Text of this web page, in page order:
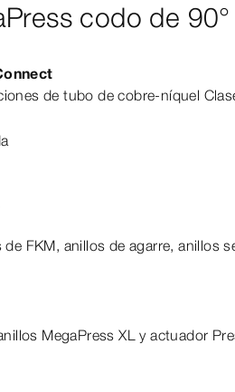
codo de 90°
de tubo de cobre-​níquel
FKM, anillos de agarre, anillos
MegaPress XL y actuador